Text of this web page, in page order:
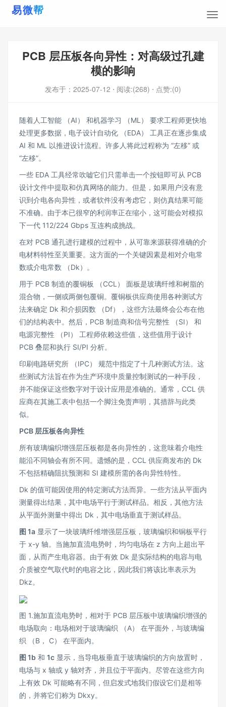
PCB 层压板各向异性：对高级过孔建
模的影响
发布于： 2025-07-12 ⋅ 阅读:(268) ⋅ 点赞:(0)
随着人工智能 （AI） 和机器学习 （ML） 要求工程师更快地
处理更多数据，电子设计自动化 （EDA） 工具正在逐步集成
AI 和 ML 以推进设计流程。许多人将此过程称为 “左移” 或
“左移”。
一些 EDA 工具经常吹嘘它们只需单击一个按钮即可从 PCB
设计文件中提取和仿真网络的能力。但是，如果用户没有意
识到介电各向异性，或者软件没有考虑它，则仿真结果可能
不准确。由于本已很窄的利润率正在缩小，这可能会对模拟
下一代 112/224 Gbps 互连构成挑战。
在对 PCB 通孔进行建模的过程中，从可靠来源获得准确的介
电材料特性至关重要。这方面的一个关键因素是相对介电常
数或介电常数 （Dk）。
用于 PCB 制造的覆铜板 （CCL） 面板是玻璃纤维和树脂的
混合物，一侧或两侧包覆铜。覆铜板供应商使用各种测试方
法来确定 Dk 和介损因数 （Df），这些方法最终会公布在他
们的结构表中。然后，PCB 制造商和信号完整性 （SI） 和
电源完整性 （PI） 工程师依赖这些值，这些值用于设计
PCB 叠层和执行 SI/PI 分析。
印刷电路研究所 （IPC） 规范中指定了十几种测试方法。这
些测试方法旨在作为生产环境中质量控制测试的一种手段，
并不能保证这些数字对于设计应用是准确的。通常，CCL 供
应商在其施工表中包括一个脚注免责声明，其措辞与此类
似。
PCB 层压板各向异性
所有玻璃编织增强层压板都是各向异性的，这意味着介电性
能沿不同轴会有所不同。遗憾的是，CCL 供应商发布的 Dk
不包括精确阻抗预测和 SI 建模所需的各向异性特性。
Dk 的值可能因使用的特定测试方法而异。一些方法从平面内
测量得出结果，其中电场平行于测试样品。相反，其他方法
从平面外测量中得出 Dk，其中电场垂直于测试样品。
图 1a 显示了一块玻璃纤维增强层压板，玻璃编织和铜板平行
于 x-y 轴。当施加直流电势时，均匀电场在 z 方向上超出平
面，从而产生电容器。由于有效 Dk 是实际结构的电容与电
介质被空气取代时的电容之比，因此我们将该比率表示为
Dkz。
图 1.施加直流电势时，相对于 PCB 层压板中玻璃编织增强的
电场取向：电场相对于玻璃编织 （A） 在平面外，与玻璃编
织 （B， C） 在平面内。
图 1b 和 1c 显示，当导电板垂直于玻璃编织的方向放置时，
电场与 x 轴或 y 轴对齐，并且位于平面内。尽管在这些方向
上有效 Dk 可能略有不同，但启发式地我们假设它们是相等
的，并将它们称为 Dkxy。